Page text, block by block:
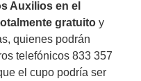
Auxilios en el
gratuito y
quienes podrán
telefónicos 833 357
el cupo podría ser